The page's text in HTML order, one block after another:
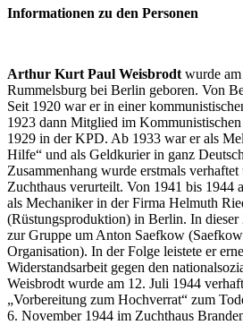
Informationen zu den Personen
Arthur Kurt Paul Weisbrodtwurde am
Rummelsburg bei Berlin geboren. Von
Seit 1920 war er in einer
1923 dann Mitglied im
1929 in der KPD. Ab 1933 war er als
Hilfe“ und als Geldkurier in ganz
Zusammenhang wurde erstmals verhaftet
Zuchthaus verurteilt. Von 1941 bis 1944
als Mechaniker in der Firma Helmuth
(Rüstungsproduktion) in Berlin. In
zur Gruppe um Anton Saefkow
Organisation). In der Folge leistete er
Widerstandsarbeit gegen den
Weisbrodt wurde am 12. Juli 1944
„Vorbereitung zum Hochverrat“ zum
6. November 1944 im Zuchthaus